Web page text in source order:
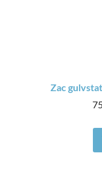
Zac